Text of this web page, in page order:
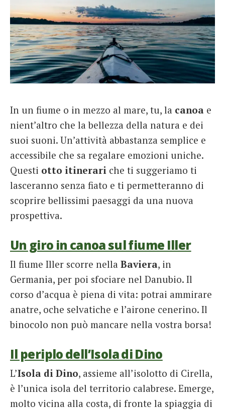
In un fiume o in mezzo al mare, tu, la canoa e
nient’altro che la bellezza della natura e dei
suoi suoni. Un’attività abbastanza semplice e
accessibile che sa regalare emozioni uniche.
Questi otto itinerari che ti suggeriamo ti
lasceranno senza fiato e ti permetteranno di
scoprire bellissimi paesaggi da una nuova
prospettiva.
Un giro in canoa sul fiume Iller
Il fiume Iller scorre nella Baviera, in
Germania, per poi sfociare nel Danubio. Il
corso d’acqua è piena di vita: potrai ammirare
anatre, oche selvatiche e l’airone cenerino. Il
binocolo non può mancare nella vostra borsa!
Il periplo dell’Isola di Dino
L’Isola di Dino, assieme all’isolotto di Cirella,
è l’unica isola del territorio calabrese. Emerge,
molto vicina alla costa, di fronte la spiaggia di